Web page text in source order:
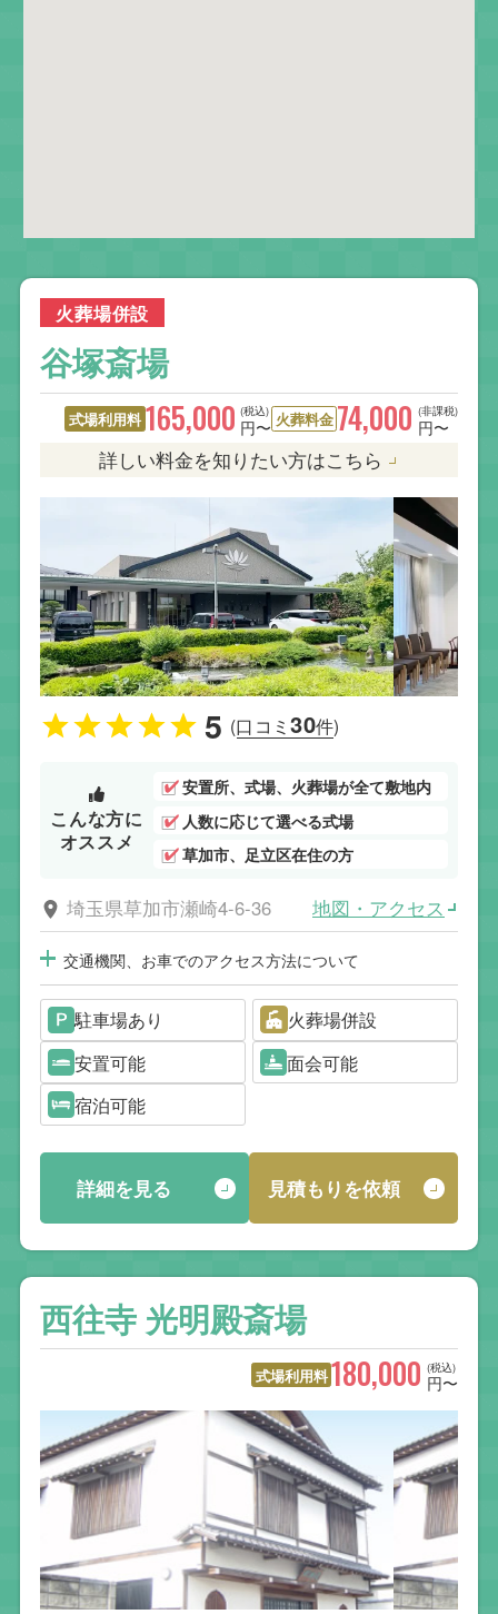
火葬場併設
谷塚斎場
式場利用料 (税込)
165,000 円〜 火葬料金 (非課税)
74,000 円〜
詳しい料金を知りたい方はこちら
5 (口コミ30件)
こんな方に
オススメ
安置所、式場、火葬場が全て敷地内
人数に応じて選べる式場
草加市、足立区在住の方
埼玉県草加市瀬崎4-6-36 地図・アクセス
交通機関、お車でのアクセス方法について
駐車場あり
火葬場併設
安置可能
面会可能
宿泊可能
詳細を見る 見積もりを依頼
西往寺 光明殿斎場
式場利用料 (税込)
180,000 円〜